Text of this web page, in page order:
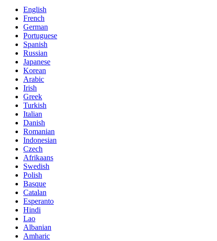
English
French
German
Portuguese
Spanish
Russian
Japanese
Korean
Arabic
Irish
Greek
Turkish
Italian
Danish
Romanian
Indonesian
Czech
Afrikaans
Swedish
Polish
Basque
Catalan
Esperanto
Hindi
Lao
Albanian
Amharic